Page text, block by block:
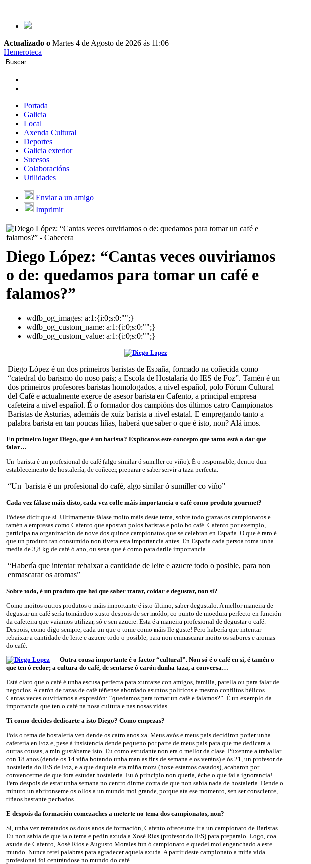
Actualizado o Martes 4 de Agosto de 2026 ás 11:06
Hemeroteca
Portada
Galicia
Local
Axenda Cultural
Deportes
Galicia exterior
Sucesos
Colaboracións
Utilidades
Enviar a un amigo
Imprimir
Diego López: “Cantas veces ouviriamos
o de: quedamos para tomar un café e
falamos?”
wdfb_og_images: a:1:{i:0;s:0:"";}
wdfb_og_custom_name: a:1:{i:0;s:0:"";}
wdfb_og_custom_value: a:1:{i:0;s:0:"";}
Diego López é un dos primeiros baristas de España, formado na coñecida como
“catedral do barismo do noso país; a Escola de Hostalaría do IES de Foz”. Tamén é un
dos primeiros profesores baristas homologados, a nivel español, polo Fórum Cultural
del Café e actualmente exerce de asesor barista en Cafento, a principal empresa
cafeteira a nivel español. É o formador dos campións dos últimos catro Campionatos
Baristas de Asturias, ademáis de xuíz barista a nivel estatal. E empregando tanto a
palabra barista en tan poucas liñas, haberá que saber o que é isto, non? Alá imos.
En primeiro lugar Diego, que é un barista? Explícanos este concepto que tanto está a dar que
falar…
Un barista é un profesional do café (algo similar ó sumiller co viño). É o responsable, dentro dun
establecemento de hostalería, de coñecer, preparar e saber servir a taza perfecta.
“Un barista é un profesional do café, algo similar ó sumiller co viño”
Cada vez fálase máis disto, cada vez colle máis importancia o café como produto gourmet?
Pódese dicir que si. Ultimamente fálase moito máis deste tema, sobre todo grazas os campionatos e
tamén a empresas como Cafento que apostan polos baristas e polo bo café. Cafento por exemplo,
participa na organización de nove dos quince campionatos que se celebran en España. O que é raro é
que un produto tan consumido non tivera esta importancia antes. En España cada persoa toma unha
media de 3,8 kg de café ó ano, ou sexa que é como para darlle importancia…
“Habería que intentar rebaixar a cantidade de leite e azucre todo o posible, para non
enmascarar os aromas”
Sobre todo, é un produto que hai que saber tratar, coidar e degustar, non si?
Como moitos outros produtos o máis importante é isto último, saber degustalo. A mellor maneira de
degustar un café sería tomándoo xusto despois de ser moído, co punto de moedura perfecto en función
da cafeteira que vaiamos utilizar, só e sen azucre. Esta é a maneira profesional de degustar o café.
Despois, como digo sempre, cada un que o tome como máis lle guste! Pero habería que intentar
rebaixar a cantidade de leite e azucre todo o posible, para non enmascarar moito os sabores e aromas
do café.
Outra cousa importante é o factor “cultural”. Non só é o café en si, é tamén o
que ten ó redor; a cultura do café, de sentarse ó carón dunha taza, a conversa…
Está claro que o café é unha escusa perfecta para xuntarse con amigos, familia, parella ou para falar de
negocios. A carón de tazas de café téñense abordado asuntos políticos e mesmo conflitos bélicos.
Cantas veces ouviriamos a expresión: “quedamos para tomar un café e falamos?”. É un exemplo da
importancia que ten o café na nosa cultura e nas nosas vidas.
Ti como decides dedicarte a isto Diego? Como empezas?
Pois o tema de hostalería ven dende os catro anos xa. Meus avós e meus pais decidiron poñer unha
cafetería en Foz e, pese á insistencia dende pequeno por parte de meus pais para que me dedicara a
outras cousas, a min gustábame isto. Eu como estudante non era o mellor da clase. Púxenme a traballar
con 18 anos (dende os 14 viña botando unha man as fins de semana e os veráns) e ós 21, un profesor de
hostalería do IES de Foz, e a que daquela era miña moza (hoxe estamos casados), acabaron por
convencerme de que fora estudar hostalería. Eu ó principio non quería, éche o que fai a ignorancia!
Pero despois de estar unha semana no centro dinme conta de que non sabía nada de hostalería. Dende o
minuto un abríronseme os ollos a un mundo moi grande, porque ata ese momento, sen ser consciente,
tíñaos bastante pechados.
E despois da formación comezaches a meterte no tema dos campionatos, non?
Si, unha vez rematados os dous anos de formación, Cafento ofreceume ir a un campionato de Baristas.
Eu non sabía de que ía o tema e pedín axuda a Xosé Ríos (profesor do IES) para preparalo. Logo, coa
axuda de Cafento, Xosé Rios e Augusto Morales fun ó campionato e quedei moi enganchado a este
mundo. Nunca terei palabras para agradecer aquela axuda. A partir deste campionato a miña vida
profesional foi centrándose no mundo do café.